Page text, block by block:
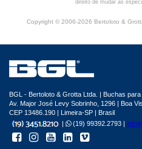
direito de mudar as
Copyright © 2006-2026 Bertoloto &
BGL - Bertoloto & Grotta Ltda. | Buchas para
Av. Major José Levy Sobrinho, 1296 | Boa
CEP 13486.190 | Limeira-SP | Brasil
|
(19) 99392.2793 |